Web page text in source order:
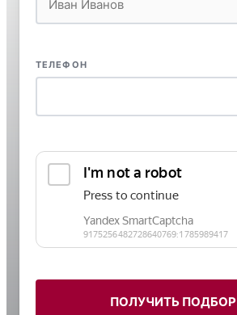
ТЕЛЕФОН
ПОЛУЧИТЬ ПОДБОР